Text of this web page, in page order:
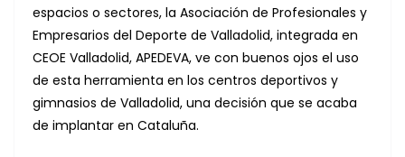
espacios o sectores, la Asociación de Profesionales y
Empresarios del Deporte de Valladolid, integrada en
CEOE Valladolid, APEDEVA, ve con buenos ojos el uso
de esta herramienta en los centros deportivos y
gimnasios de Valladolid, una decisión que se acaba
de implantar en Cataluña.